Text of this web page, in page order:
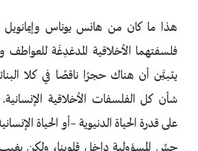
هذا ما كان من هانس يوناس وإيمانويل
فلسفتهما الأخلاقية المدغدِغَة للعواطف
يتبيَّن أن هناك حجرًا ناقصًا في كلا
شأن كل الفلسفات الأخلاقية
على قدرة الحياة الدنيوية –أو الحياة